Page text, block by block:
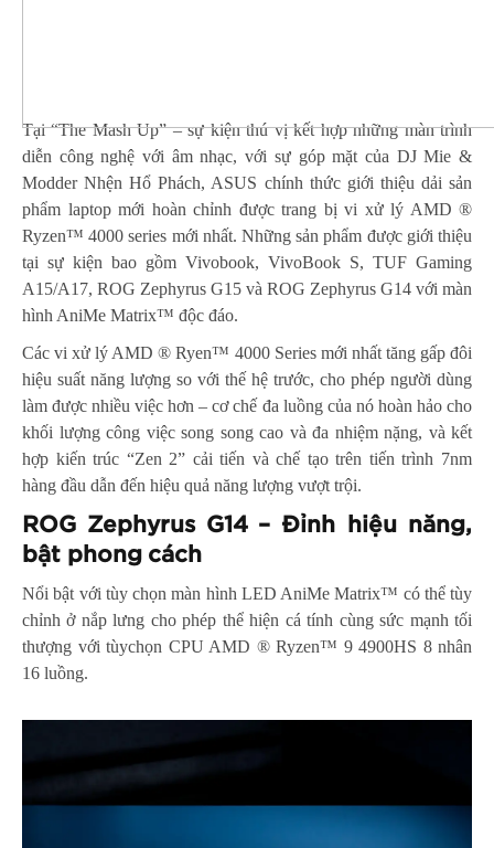
Tại “The Mash Up” – sự kiện thú vị kết hợp những màn trình
diễn công nghệ với âm nhạc, với sự góp mặt của DJ Mie &
Modder Nhện Hổ Phách, ASUS chính thức giới thiệu dải sản
phẩm laptop mới hoàn chỉnh được trang bị vi xử lý AMD ®
Ryzen™ 4000 series mới nhất. Những sản phẩm được giới thiệu
tại sự kiện bao gồm Vivobook, VivoBook S, TUF Gaming
A15/A17, ROG Zephyrus G15 và ROG Zephyrus G14 với màn
hình AniMe Matrix™ độc đáo.
Các vi xử lý AMD ® Ryen™ 4000 Series mới nhất tăng gấp đôi
hiệu suất năng lượng so với thế hệ trước, cho phép người dùng
làm được nhiều việc hơn – cơ chế đa luồng của nó hoàn hảo cho
khối lượng công việc song song cao và đa nhiệm nặng, và kết
hợp kiến trúc “Zen 2” cải tiến và chế tạo trên tiến trình 7nm
hàng đầu dẫn đến hiệu quả năng lượng vượt trội.
ROG Zephyrus G14 – Đỉnh hiệu năng,
bật phong cách
Nổi bật với tùy chọn màn hình LED AniMe Matrix™ có thể tùy
chỉnh ở nắp lưng cho phép thể hiện cá tính cùng sức mạnh tối
thượng với tùychọn CPU AMD ® Ryzen™ 9 4900HS 8 nhân
16 luồng.